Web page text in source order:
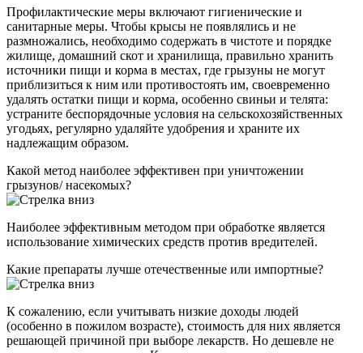
Профилактические меры включают гигиенические и
санитарные меры. Чтобы крысы не появлялись и не
размножались, необходимо содержать в чистоте и порядке
жилище, домашний скот и хранилища, правильно хранить
источники пищи и корма в местах, где грызуны не могут
приблизиться к ним или противостоять им, своевременно
удалять остатки пищи и корма, особенно свиньи и телята:
устраните беспорядочные условия на сельскохозяйственных
угодьях, регулярно удаляйте удобрения и храните их
надлежащим образом.
Какой метод наиболее эффективен при уничтожении
грызунов/ насекомых?
Наиболее эффективным методом при обработке является
использование химических средств против вредителей.
Какие препараты лучше отечественные или импортные?
К сожалению, если учитывать низкие доходы людей
(особенно в пожилом возрасте), стоимость для них является
решающей причиной при выборе лекарств. Но дешевле не